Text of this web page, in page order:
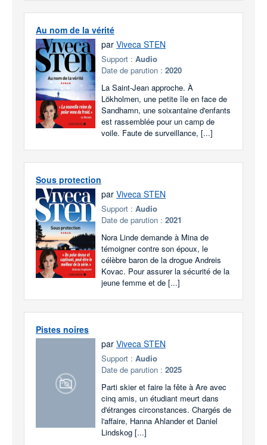
Au nom de la vérité
par Viveca STEN
Support : Audio
Date de parution : 2020
La Saint-Jean approche. À
Lökholmen, une petite île en face de
Sandhamn, une soixantaine d'enfants
est rassemblée pour un camp de
voile. Faute de surveillance, [...]
Sous protection
par Viveca STEN
Support : Audio
Date de parution : 2021
Nora Linde demande à Mina de
témoigner contre son époux, le
célèbre baron de la drogue Andreis
Kovac. Pour assurer la sécurité de la
jeune femme et de [...]
Pistes noires
par Viveca STEN
Support : Audio
Date de parution : 2025
Parti skier et faire la fête à Are avec
cinq amis, un étudiant meurt dans
d'étranges circonstances. Chargés de
l'affaire, Hanna Ahlander et Daniel
Lindskog [...]